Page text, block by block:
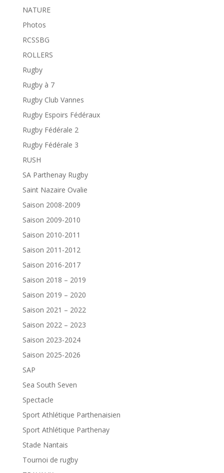
NATURE
Photos
RCSSBG
ROLLERS
Rugby
Rugby à 7
Rugby Club Vannes
Rugby Espoirs Fédéraux
Rugby Fédérale 2
Rugby Fédérale 3
RUSH
SA Parthenay Rugby
Saint Nazaire Ovalie
Saison 2008-2009
Saison 2009-2010
Saison 2010-2011
Saison 2011-2012
Saison 2016-2017
Saison 2018 – 2019
Saison 2019 – 2020
Saison 2021 – 2022
Saison 2022 – 2023
Saison 2023-2024
Saison 2025-2026
SAP
Sea South Seven
Spectacle
Sport Athlétique Parthenaisien
Sport Athlétique Parthenay
Stade Nantais
Tournoi de rugby